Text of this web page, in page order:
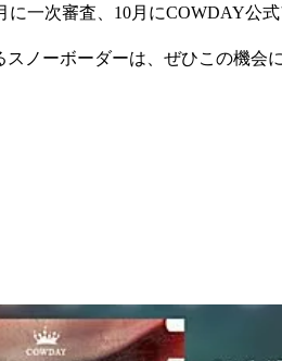
一次審査、10月にCOWDAY公
ノーボーダーは、ぜひこの機会